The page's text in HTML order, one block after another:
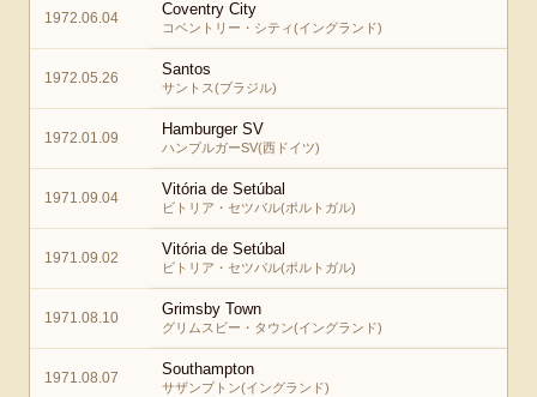
1972.06.04 Coventry City
コベントリー・シティ(イングランド)
1972.05.26 Santos
サントス(ブラジル)
1972.01.09 Hamburger SV
ハンブルガーSV(西ドイツ)
1971.09.04 Vitória de Setúbal
ビトリア・セツバル(ポルトガル)
1971.09.02 Vitória de Setúbal
ビトリア・セツバル(ポルトガル)
1971.08.10 Grimsby Town
グリムスビー・タウン(イングランド)
1971.08.07 Southampton
サザンプトン(イングランド)